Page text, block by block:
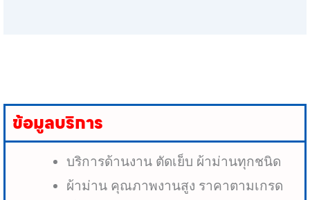
ข้อมูลบริการ
บริการด้านงาน ตัดเย็บ ผ้าม่านทุกชนิด
ผ้าม่าน คุณภาพงานสูง ราคาตามเกรด